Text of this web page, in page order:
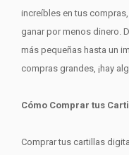
increíbles en tus
ganar por menos dinero.
más pequeñas hasta un
compras grandes, ¡hay
Cómo Comprar tus
Comprar tus cartillas